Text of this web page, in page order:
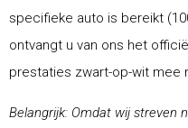
specifieke auto is bereikt
ontvangt u van ons het
prestaties zwart-op-wit mee
Belangrijk: Omdat wij streven